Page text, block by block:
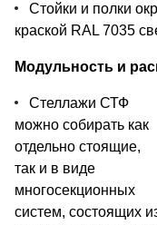
Стойки и полки
краской RAL 7035
Модульность и
Стеллажи СТФ
можно собирать как
отдельно стоящие,
так и в виде
многосекционных
систем, состоящих